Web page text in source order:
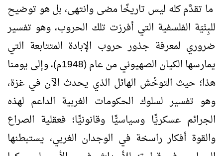
ما تقدَّم كله ليس تاريخًا مضى وانتهى، بل هو توضيح
للبِنْيَة الفلسفية التي أفرزت تلك الحروب، وهو تفسير
ضروري لمعرفة جذور حروب الإبادة المتتابعة التي
يمارسها الكيان الصهيوني من عام (1948م)، وإلى يومنا
هذا؛ حيث التوحُّش الهائل الذي يحدث الآن في غزة،
وهو تفسير لسلوك الحكومات الغربية الداعم لهذه
الجرائم عسكريًّا وسياسيًّا وقانونيًّا؛ فعقلية الصراع
والقوة أفكار راسخة في الوجدان الغربي، يستبطنها